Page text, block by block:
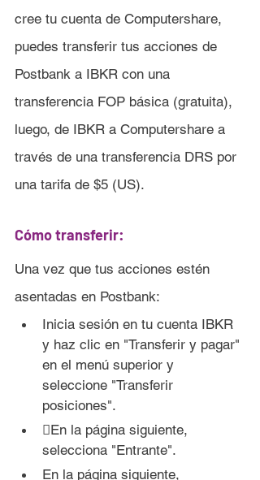
cree tu cuenta de Computershare,
puedes transferir tus acciones de
Postbank a IBKR con una
transferencia FOP básica (gratuita),
luego, de IBKR a Computershare a
través de una transferencia DRS por
una tarifa de $5 (US).
Cómo transferir:
Una vez que tus acciones estén
asentadas en Postbank:
Inicia sesión en tu cuenta IBKR
y haz clic en "Transferir y pagar"
en el menú superior y
seleccione "Transferir
posiciones".
En la página siguiente,
selecciona "Entrante".
En la página siguiente,